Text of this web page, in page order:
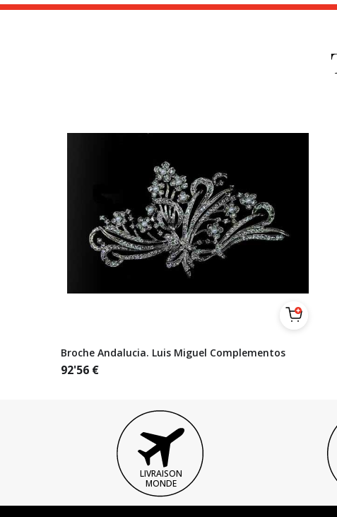
Broche Andalucia. Luis Miguel Complementos
92'56 €
LIVRAISON
MONDE